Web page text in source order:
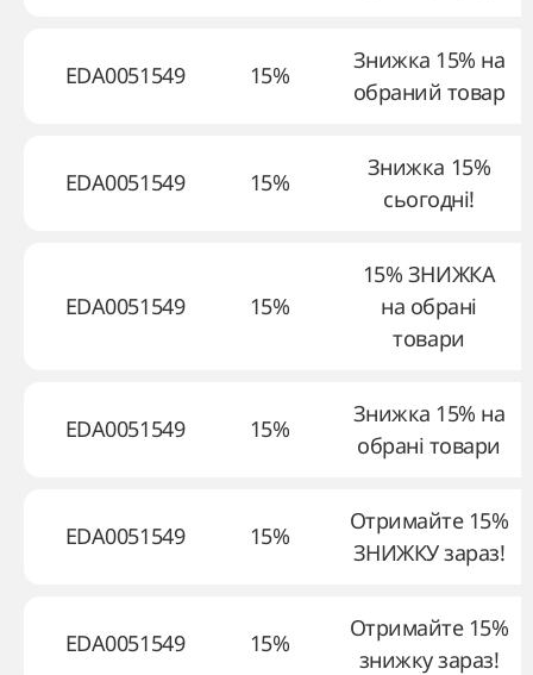
EDA0051549 15%
Знижка 15% на
обраний товар
EDA0051549 15%
Знижка 15%
сьогодні!
EDA0051549 15%
15% ЗНИЖКА
на обрані
товари
EDA0051549 15%
Знижка 15% на
обрані товари
EDA0051549 15%
Отримайте 15%
ЗНИЖКУ зараз!
EDA0051549 15%
Отримайте 15%
знижку зараз!